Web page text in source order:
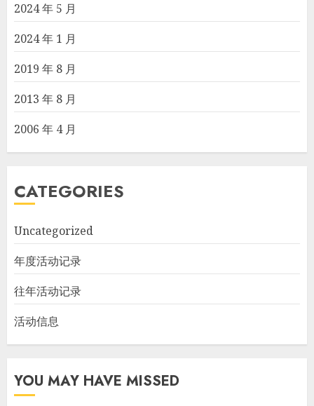
2024 年 5 月
2024 年 1 月
2019 年 8 月
2013 年 8 月
2006 年 4 月
CATEGORIES
Uncategorized
年度活动记录
往年活动记录
活动信息
YOU MAY HAVE MISSED